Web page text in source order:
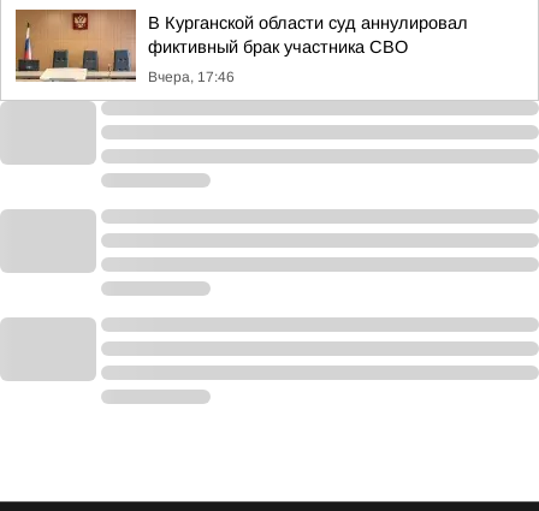
В Курганской области суд аннулировал
фиктивный брак участника СВО
Вчера, 17:46